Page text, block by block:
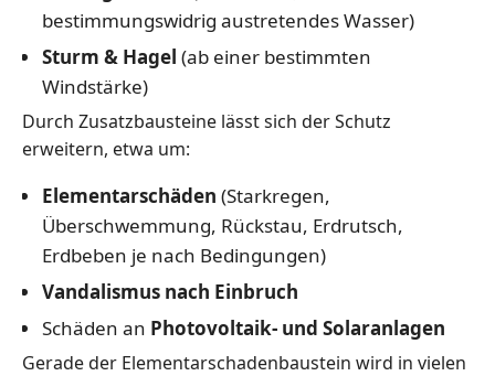
bestimmungswidrig austretendes Wasser)
Sturm & Hagel (ab einer bestimmten
Windstärke)
Durch Zusatzbausteine lässt sich der Schutz
erweitern, etwa um:
Elementarschäden (Starkregen,
Überschwemmung, Rückstau, Erdrutsch,
Erdbeben je nach Bedingungen)
Vandalismus nach Einbruch
Schäden an Photovoltaik- und Solaranlagen
Gerade der Elementarschadenbaustein wird in vielen